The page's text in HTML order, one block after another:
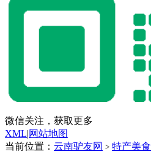
微信关注，获取更多
XML|网站地图
当前位置： 云南驴友网 > 特产美食